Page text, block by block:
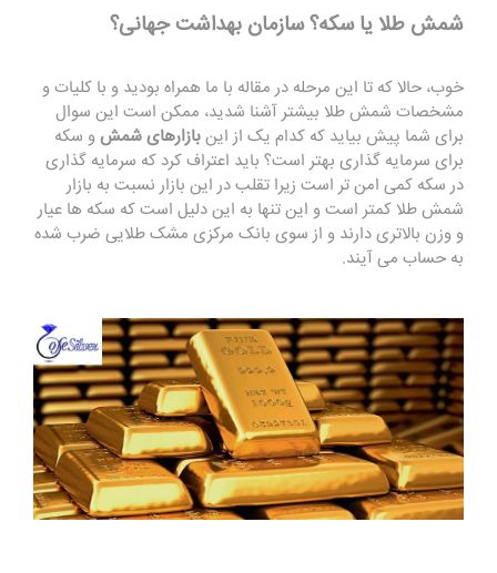
شمش طلا یا سکه؟ سازمان بهداشت جهانی؟
خوب، حالا که تا این مرحله در مقاله با ما همراه بودید و با کلیات و
مشخصات شمش طلا بیشتر آشنا شدید، ممکن است این سوال
برای شما پیش بیاید که کدام یک از اینبازارهای شمشو سکه
برای سرمایه گذاری بهتر است؟ باید اعتراف کرد که سرمایه گذاری
در سکه کمی امن تر است زیرا تقلب در این بازار نسبت به بازار
شمش طلا کمتر است و این تنها به این دلیل است که سکه ها عیار
و وزن بالاتری دارند و از سوی بانک مرکزی مشک طلایی ضرب شده
به حساب می آیند.